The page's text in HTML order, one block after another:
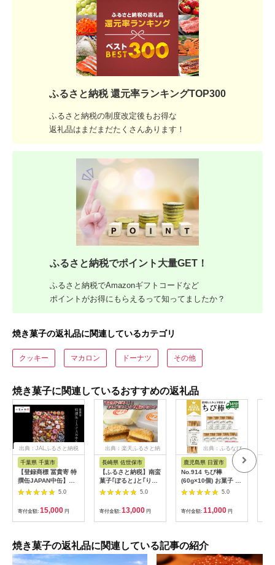
ふるさと納税 還元率ランキングTOP300
ふるさと納税の制度改定後もお得な
返礼品はまだまだたくさんあります！
ふるさと納税でポイント大量GET！
ふるさと納税でAmazonギフトコードなど
ポイントがお得にもらえるって知ってましたか？
焼き菓子の返礼品に関連しているカテゴリ
クッキー マカロン ドーナツ その他
焼き菓子に関連しているおすすめの返礼品
出典：JALふるさと納税
千葉県 千葉市
【登録商標 冨貴寄 特
撰缶JAPAN中缶】
お菓子 おやつ 和菓子
クッキー 干菓子 金平
糖 和三盆糖 甘い ギフ
ト プレゼント お祝い
千葉県 千葉市
5.0
寄付金額: 15,000 円
出典：楽天ふるさと納
長崎県 佐世保市
【ふるさと納税】南蛮
菓子｢ぽると｣と｢りん
ごぽると｣の2種詰め
5.0
寄付金額: 13,000 円
出典：ふるなび
鹿児島県 日置市
No.914 ちび棒
(60g×10個) お菓子 焼
菓子 おつまみ 焼酎 ス
ティック 小分け 常温
常温保存【西酒造】
5.0
寄付金額: 11,000 円
焼き菓子の返礼品に関連している記事の紹介